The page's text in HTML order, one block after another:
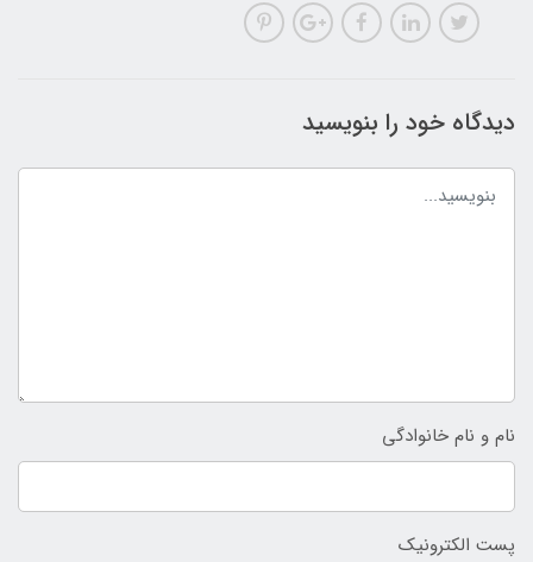
دیدگاه خود را بنویسید
نام و نام خانوادگی
پست الکترونیک